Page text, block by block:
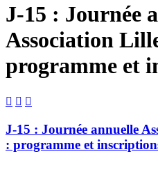
J-15 : Journée
Association
programme et
  
J-15 : Journée annuelle
: programme et